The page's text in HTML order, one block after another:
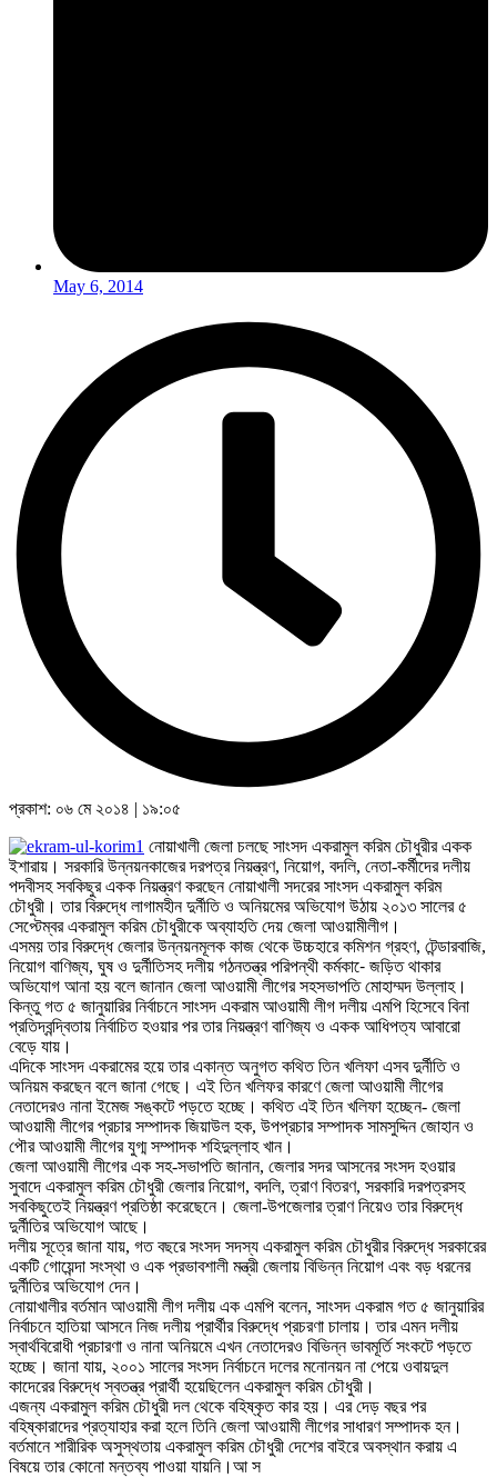
May 6, 2014
প্রকাশ: ০৬ মে ২০১৪ | ১৯:০৫
নোয়াখালী জেলা চলছে সাংসদ একরামুল করিম চৌধুরীর একক
ইশারায়। সরকারি উন্নয়নকাজের দরপত্র নিয়ন্ত্রণ, নিয়োগ, বদলি, নেতা-কর্মীদের দলীয়
পদবীসহ সবকিছুর একক নিয়ন্ত্রণ করছেন নোয়াখালী সদরের সাংসদ একরামুল করিম
চৌধুরী। তার বিরুদ্ধে লাগামহীন দুর্নীতি ও অনিয়মের অভিযোগ উঠায় ২০১৩ সালের ৫
সেপ্টেম্বর একরামুল করিম চৌধুরীকে অব্যাহতি দেয় জেলা আওয়ামীলীগ।
এসময় তার বিরুদ্ধে জেলার উন্নয়নমূলক কাজ থেকে উচ্চহারে কমিশন গ্রহণ, টেন্ডারবাজি,
নিয়োগ বাণিজ্য, ঘুষ ও দুর্নীতিসহ দলীয় গঠনতন্ত্র পরিপন্থী কর্মকা-ে জড়িত থাকার
অভিযোগ আনা হয় বলে জানান জেলা আওয়ামী লীগের সহসভাপতি মোহাম্মদ উল্লাহ।
কিন্তু গত ৫ জানুয়ারির নির্বাচনে সাংসদ একরাম আওয়ামী লীগ দলীয় এমপি হিসেবে বিনা
প্রতিদ্বন্দ্বিতায় নির্বাচিত হওয়ার পর তার নিয়ন্ত্রণ বাণিজ্য ও একক আধিপত্য আবারো
বেড়ে যায়।
এদিকে সাংসদ একরামের হয়ে তার একান্ত অনুগত কথিত তিন খলিফা এসব দুর্নীতি ও
অনিয়ম করছেন বলে জানা গেছে। এই তিন খলিফর কারণে জেলা আওয়ামী লীগের
নেতাদেরও নানা ইমেজ সঙ্কটে পড়তে হচ্ছে। কথিত এই তিন খলিফা হচ্ছেন- জেলা
আওয়ামী লীগের প্রচার সম্পাদক জিয়াউল হক, উপপ্রচার সম্পাদক সামসুদ্দিন জোহান ও
পৌর আওয়ামী লীগের যুগ্ম সম্পাদক শহিদুল্লাহ খান।
জেলা আওয়ামী লীগের এক সহ-সভাপতি জানান, জেলার সদর আসনের সংসদ হওয়ার
সুবাদে একরামুল করিম চৌধুরী জেলার নিয়োগ, বদলি, ত্রাণ বিতরণ, সরকারি দরপত্রসহ
সবকিছুতেই নিয়ন্ত্রণ প্রতিষ্ঠা করেছেনে। জেলা-উপজেলার ত্রাণ নিয়েও তার বিরুদ্ধে
দুর্নীতির অভিযোগ আছে।
দলীয় সূত্রে জানা যায়, গত বছরে সংসদ সদস্য একরামুল করিম চৌধুরীর বিরুদ্ধে সরকারের
একটি গোয়েন্দা সংস্থা ও এক প্রভাবশালী মন্ত্রী জেলায় বিভিন্ন নিয়োগ এবং বড় ধরনের
দুর্নীতির অভিযোগ দেন।
নোয়াখালীর বর্তমান আওয়ামী লীগ দলীয় এক এমপি বলেন, সাংসদ একরাম গত ৫ জানুয়ারির
নির্বাচনে হাতিয়া আসনে নিজ দলীয় প্রার্থীর বিরুদ্ধে প্রচরণা চালায়। তার এমন দলীয়
স্বার্থবিরোধী প্রচারণা ও নানা অনিয়মে এখন নেতাদেরও বিভিন্ন ভাবমূর্তি সংকটে পড়তে
হচ্ছে। জানা যায়, ২০০১ সালের সংসদ নির্বাচনে দলের মনোনয়ন না পেয়ে ওবায়দুল
কাদেরের বিরুদ্ধে স্বতন্ত্র প্রার্থী হয়েছিলেন একরামুল করিম চৌধুরী।
এজন্য একরামুল করিম চৌধুরী দল থেকে বহিষ্কৃত কার হয়। এর দেড় বছর পর
বহিষ্কারাদের প্রত্যাহার করা হলে তিনি জেলা আওয়ামী লীগের সাধারণ সম্পাদক হন।
বর্তমানে শারীরিক অসুস্থতায় একরামুল করিম চৌধুরী দেশের বাইরে অবস্থান করায় এ
বিষয়ে তার কোনো মন্তব্য পাওয়া যায়নি।আ স